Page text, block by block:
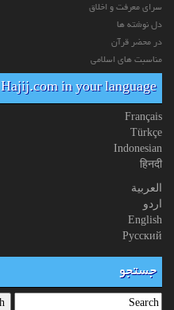
سرای معرفت و اخلاق
دل نوشته ها
در محضر قرآن
مناسبت های اسلامی
Hajij.com in your language
Français
Türkçe
Indonesian
हिनदी
العربیة
اردو
English
Русский
جستجو